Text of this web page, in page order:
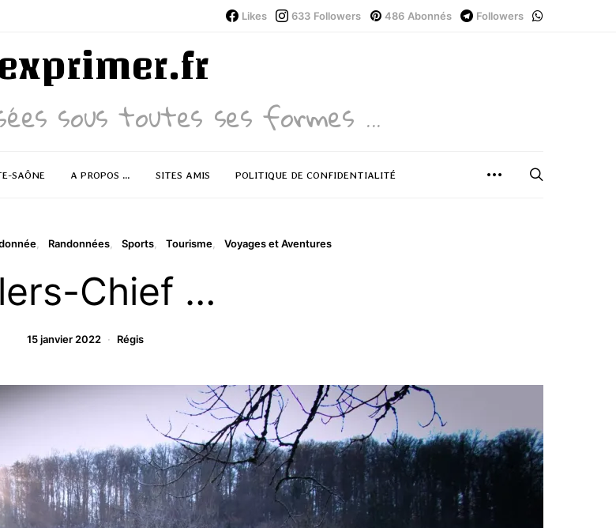
Likes 633 Followers 486 Abonnés Followers
sous toutes ses formes ...
SAÔNE A PROPOS … SITES AMIS POLITIQUE DE CONFIDENTIALITÉ
Randonnées Sports Tourisme Voyages et Aventures
Chief …
15 janvier 2022 Régis